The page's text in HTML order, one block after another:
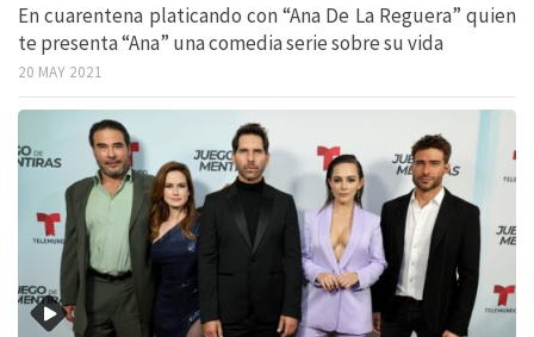
En cuarentena platicando con “Ana De La Reguera” quien
te presenta “Ana” una comedia serie sobre su vida
20 MAY 2021